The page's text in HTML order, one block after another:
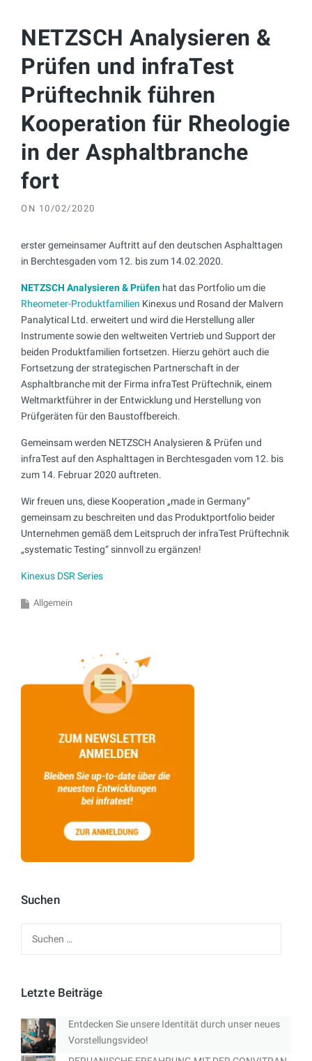
NETZSCH Analysieren &
Prüfen und infraTest
Prüftechnik führen
Kooperation für Rheologie
in der Asphaltbranche
fort
ON 10/02/2020
erster gemeinsamer Auftritt auf den deutschen Asphalttagen
in Berchtesgaden vom 12. bis zum 14.02.2020.
NETZSCH Analysieren & Prüfen hat das Portfolio um die
Rheometer-Produktfamilien Kinexus und Rosand der Malvern
Panalytical Ltd. erweitert und wird die Herstellung aller
Instrumente sowie den weltweiten Vertrieb und Support der
beiden Produktfamilien fortsetzen. Hierzu gehört auch die
Fortsetzung der strategischen Partnerschaft in der
Asphaltbranche mit der Firma infraTest Prüftechnik, einem
Weltmarktführer in der Entwicklung und Herstellung von
Prüfgeräten für den Baustoffbereich.
Gemeinsam werden NETZSCH Analysieren & Prüfen und
infraTest auf den Asphalttagen in Berchtesgaden vom 12. bis
zum 14. Februar 2020 auftreten.
Wir freuen uns, diese Kooperation „made in Germany“
gemeinsam zu beschreiten und das Produktportfolio beider
Unternehmen gemäß dem Leitspruch der infraTest Prüftechnik
„systematic Testing“ sinnvoll zu ergänzen!
Kinexus DSR Series
Allgemein
Suchen
Letzte Beiträge
Entdecken Sie unsere Identität durch unser neues
Vorstellungsvideo!